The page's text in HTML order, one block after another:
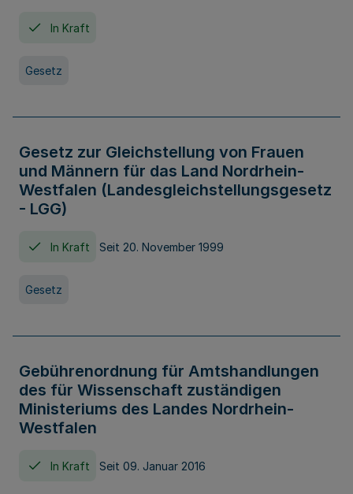
In Kraft
Gesetz
Gesetz zur Gleichstellung von Frauen
und Männern für das Land Nordrhein-
Westfalen (Landesgleichstellungsgesetz
- LGG)
In Kraft Seit 20. November 1999
Gesetz
Gebührenordnung für Amtshandlungen
des für Wissenschaft zuständigen
Ministeriums des Landes Nordrhein-
Westfalen
In Kraft Seit 09. Januar 2016